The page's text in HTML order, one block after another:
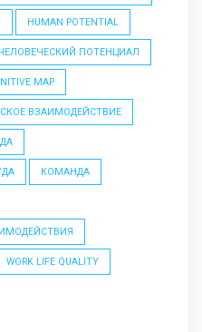
HUMAN POTENTIAL
ПОТЕНЦИАЛ
MAP
ВЗАИМОДЕЙСТВИЕ
КОМАНДА
WORK LIFE QUALITY